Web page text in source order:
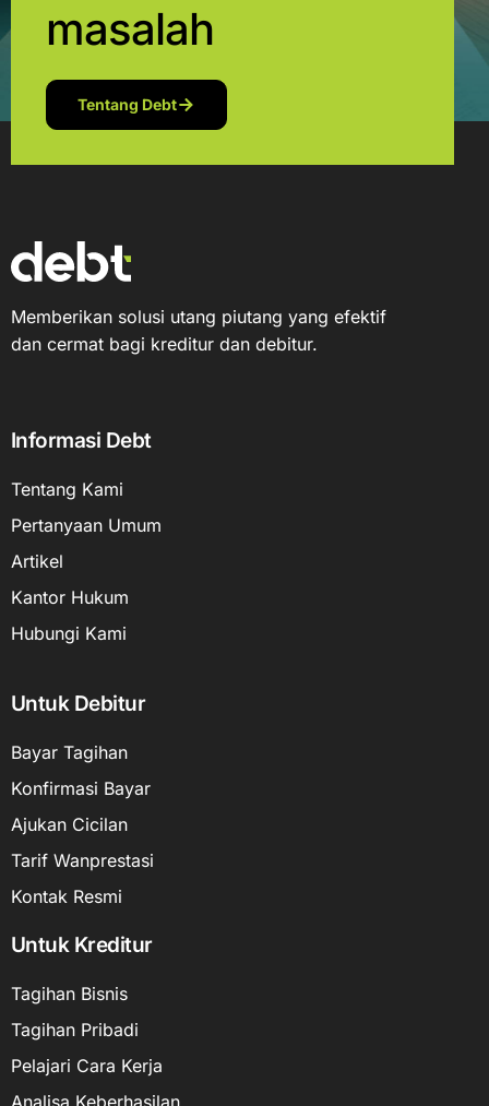
masalah
Tentang Debt
Memberikan solusi utang piutang yang efektif
dan cermat bagi kreditur dan debitur.
Informasi Debt
Tentang Kami
Pertanyaan Umum
Artikel
Kantor Hukum
Hubungi Kami
Untuk Debitur
Bayar Tagihan
Konfirmasi Bayar
Ajukan Cicilan
Tarif Wanprestasi
Kontak Resmi
Untuk Kreditur
Tagihan Bisnis
Tagihan Pribadi
Pelajari Cara Kerja